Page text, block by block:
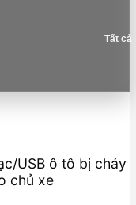
Tất cả
USB ô tô bị cháy
chủ xe